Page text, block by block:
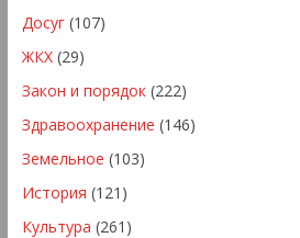
Досуг(107)
ЖКХ(29)
Закон и порядок(222)
Здравоохранение (146)
Земельное (103)
История (121)
Культура (261)